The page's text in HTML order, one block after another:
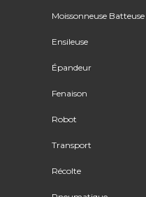
Moissonneuse Batteuse
Ensileuse
Épandeur
Fenaison
Robot
Transport
Récolte